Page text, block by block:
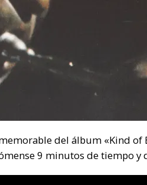
del álbum «Kind of
9 minutos de tiempo